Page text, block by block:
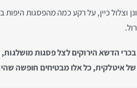
וצלול כיין, על רקע כמה מהפסגות
בכרי הדשא הירוקים לצל פסגות
איטלקית, כל אלו מבטיחים חופשה